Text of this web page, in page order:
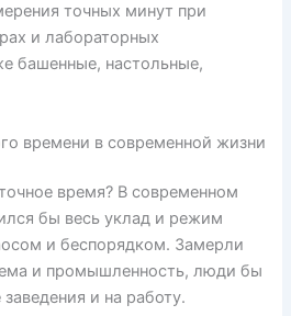
точных минут при
и лабораторных
башенные, настольные,
времени в современной жизни
время? В современном
бы весь уклад и режим
и беспорядком. Замерли
и промышленность, люди бы
и на работу.